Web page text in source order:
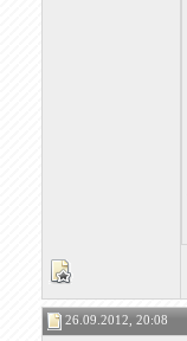
26.09.2012, 20:08